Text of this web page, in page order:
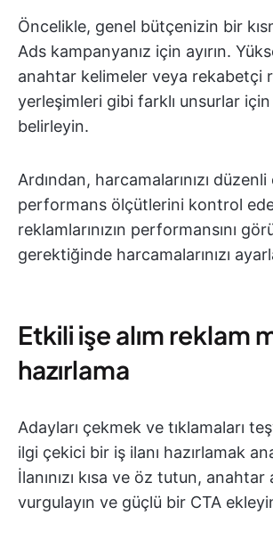
Öncelikle, genel bütçenizin bir
Ads kampanyanız için ayırın.
anahtar kelimeler veya rekabetçi
yerleşimleri gibi farklı unsurlar
belirleyin.
Ardından, harcamalarınızı
performans ölçütlerini kontrol
reklamlarınızın performansını
gerektiğinde harcamalarınızı
Etkili işe alım reklam
hazırlama
Adayları çekmek ve tıklamaları
ilgi çekici bir iş ilanı hazırlamak
İlanınızı kısa ve öz tutun, anahtar
vurgulayın ve güçlü bir CTA